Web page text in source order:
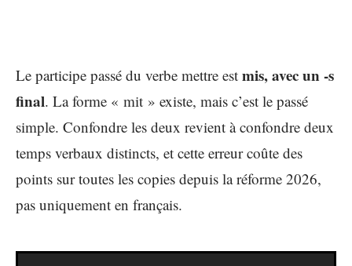
Le participe passé du verbe mettre est mis, avec un -s
final. La forme « mit » existe, mais c’est le passé
simple. Confondre les deux revient à confondre deux
temps verbaux distincts, et cette erreur coûte des
points sur toutes les copies depuis la réforme 2026,
pas uniquement en français.